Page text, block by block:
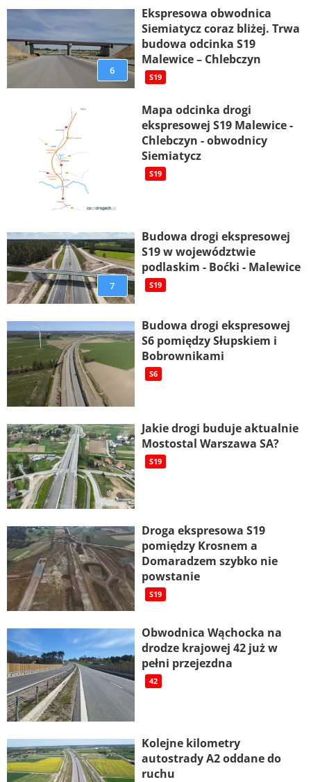
6
Ekspresowa obwodnica
Siemiatycz coraz bliżej. Trwa
budowa odcinka S19
Malewice – Chlebczyn
S19
Mapa odcinka drogi
ekspresowej S19 Malewice -
Chlebczyn - obwodnicy
Siemiatycz
S19
7
Budowa drogi ekspresowej
S19 w województwie
podlaskim - Boćki - Malewice
S19
Budowa drogi ekspresowej
S6 pomiędzy Słupskiem i
Bobrownikami
S6
Jakie drogi buduje aktualnie
Mostostal Warszawa SA?
S19
Droga ekspresowa S19
pomiędzy Krosnem a
Domaradzem szybko nie
powstanie
S19
Obwodnica Wąchocka na
drodze krajowej 42 już w
pełni przejezdna
42
Kolejne kilometry
autostrady A2 oddane do
ruchu